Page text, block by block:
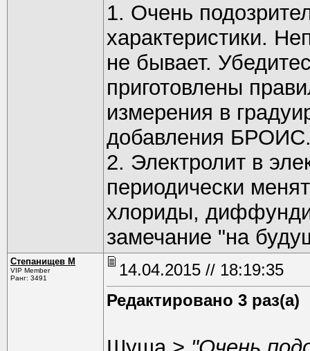
1. Очень
характеристики.
не бывает.
приготовлены
измерения в
добавления
2. Электролит в
периодически
хлориды,
замечание "на
Степанищев М
VIP Member
Ранг: 3491
14.04.2015 // 18:19:35
Редактировано 3 раз(а)